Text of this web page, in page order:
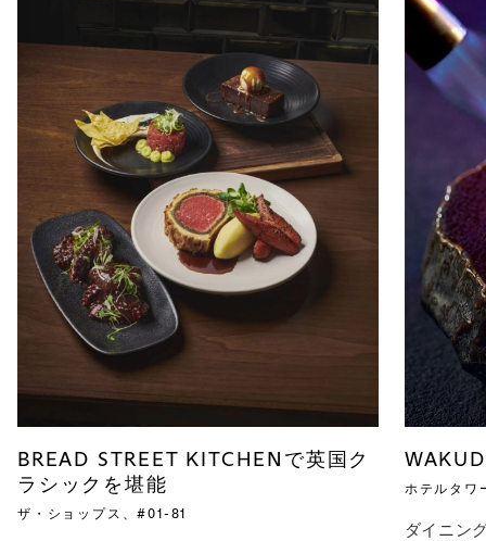
BREAD STREET KITCHENで英国ク
ラシックを堪能
ザ・ショップス、#01-81
ホテルタワ
ダイニン